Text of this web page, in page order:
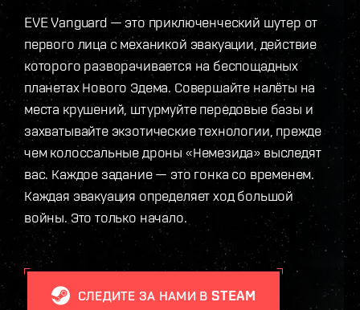
EVE Vanguard — это приключенческий шутер от
первого лица с механикой эвакуации, действие
которого разворачивается на беспощадных
планетах Нового Эдема. Совершайте налёты на
места крушений, штурмуйте передовые базы и
захватывайте экзотические технологии, прежде
чем колоссальные дроны «Немезида» выследят
вас. Каждое задание — это гонка со временем.
Каждая эвакуация определяет ход большой
войны. Это только начало.
СЛЕДИТЕ ЗА НАМИ В STEAM